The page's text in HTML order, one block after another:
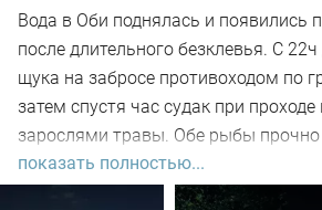
Вода в Оби поднялась и появились
после длительного безклевья. С
щука на забросе противоходом по
затем спустя час судак при
зарослями травы. Обе рыбы прочно
и при чистке оказались с пустыми
дальнейших поклёвок.
показать полностью...